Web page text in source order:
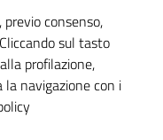
consenso,
sul tasto
profilazione,
navigazione con i